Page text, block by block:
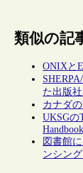
類似の記
ONIXと
た出版
カナダ
UKSGの
図書館
ンシン